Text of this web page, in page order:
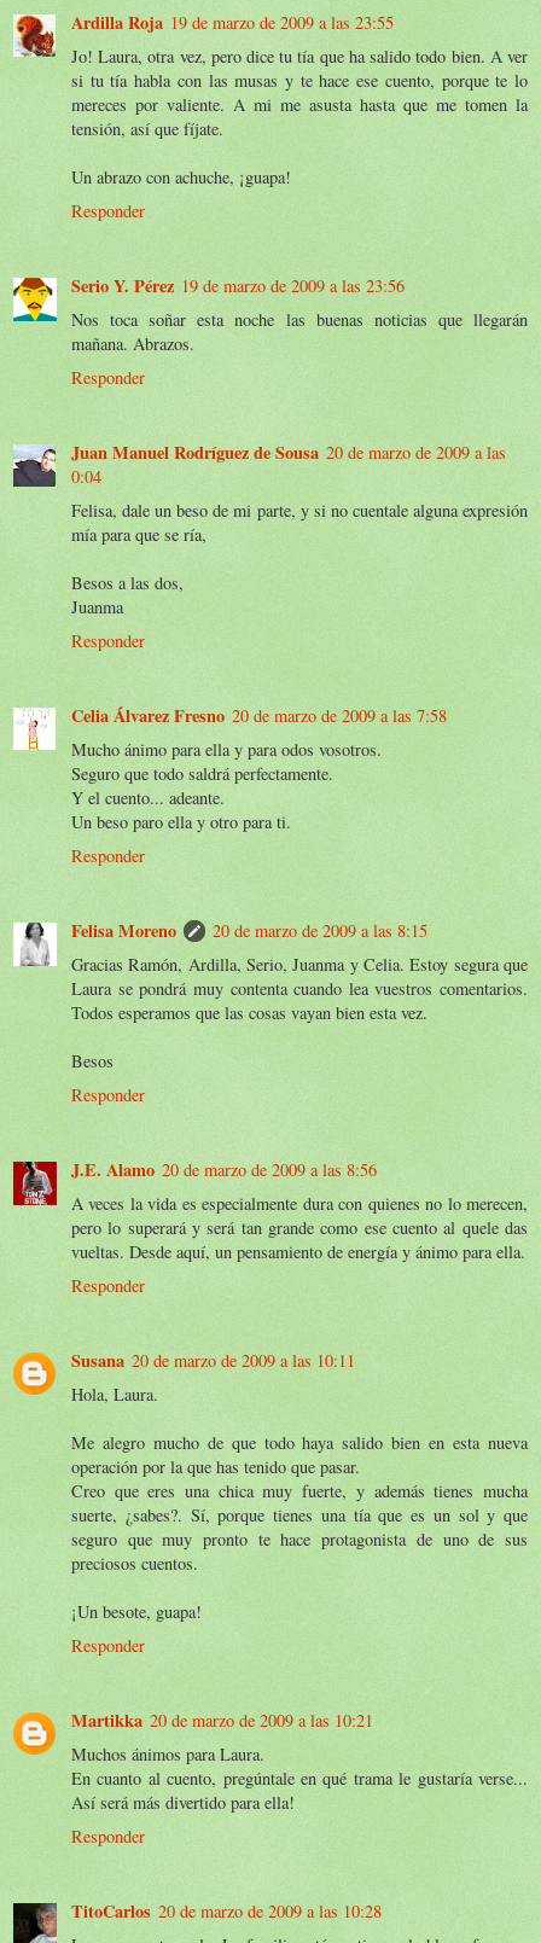
Ardilla Roja 19 de marzo de 2009 a las 23:55
Jo! Laura, otra vez, pero dice tu tía que ha salido todo bien. A ver
si tu tía habla con las musas y te hace ese cuento, porque te lo
mereces por valiente. A mi me asusta hasta que me tomen la
tensión, así que fíjate.
Un abrazo con achuche, ¡guapa!
Responder
Serio Y. Pérez 19 de marzo de 2009 a las 23:56
Nos toca soñar esta noche las buenas noticias que llegarán
mañana. Abrazos.
Responder
Juan Manuel Rodríguez de Sousa 20 de marzo de 2009 a las
0:04
Felisa, dale un beso de mi parte, y si no cuentale alguna expresión
mía para que se ría,
Besos a las dos,
Juanma
Responder
Celia Álvarez Fresno 20 de marzo de 2009 a las 7:58
Mucho ánimo para ella y para odos vosotros.
Seguro que todo saldrá perfectamente.
Y el cuento... adeante.
Un beso paro ella y otro para ti.
Responder
Felisa Moreno
20 de marzo de 2009 a las 8:15
Gracias Ramón, Ardilla, Serio, Juanma y Celia. Estoy segura que
Laura se pondrá muy contenta cuando lea vuestros comentarios.
Todos esperamos que las cosas vayan bien esta vez.
Besos
Responder
J.E. Alamo 20 de marzo de 2009 a las 8:56
A veces la vida es especialmente dura con quienes no lo merecen,
pero lo superará y será tan grande como ese cuento al quele das
vueltas. Desde aquí, un pensamiento de energía y ánimo para ella.
Responder
Susana 20 de marzo de 2009 a las 10:11
Hola, Laura.
Me alegro mucho de que todo haya salido bien en esta nueva
operación por la que has tenido que pasar.
Creo que eres una chica muy fuerte, y además tienes mucha
suerte, ¿sabes?. Sí, porque tienes una tía que es un sol y que
seguro que muy pronto te hace protagonista de uno de sus
preciosos cuentos.
¡Un besote, guapa!
Responder
Martikka 20 de marzo de 2009 a las 10:21
Muchos ánimos para Laura.
En cuanto al cuento, pregúntale en qué trama le gustaría verse...
Así será más divertido para ella!
Responder
TitoCarlos 20 de marzo de 2009 a las 10:28